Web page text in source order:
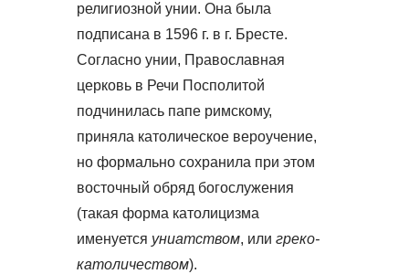
религиозной унии. Она была
подписана в 1596 г. в г. Бресте.
Согласно унии, Православная
церковь в Речи Посполитой
подчинилась папе римскому,
приняла католическое вероучение,
но формально сохранила при этом
восточный обряд богослужения
(такая форма католицизма
именуется униатством, или греко-
католичеством).